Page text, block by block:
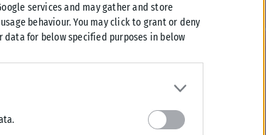
services and may gather and store
behaviour. You may click to grant or deny
for below specified purposes in below
λίγες μέρες σε
«Τέλος καλό,
της υγείας, «το πιο
της για υγεία -δεν